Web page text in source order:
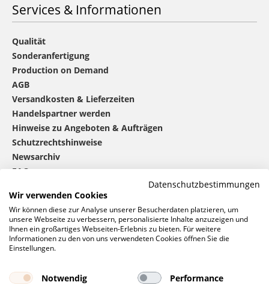
Services & Informationen
Qualität
Sonderanfertigung
Production on Demand
AGB
Versandkosten & Lieferzeiten
Handelspartner werden
Hinweise zu Angeboten & Aufträgen
Schutzrechtshinweise
Newsarchiv
FAQ
mbw®kontaktieren
0 46 06 / 94 02 - 0
Rufen Sie uns an
Anfrage
Datenschutzbestimmungen
Wir verwenden Cookies
Wir können diese zur Analyse unserer Besucherdaten platzieren, um
unsere Webseite zu verbessern, personalisierte Inhalte anzuzeigen und
Ihnen ein großartiges Webseiten-Erlebnis zu bieten. Für weitere
Informationen zu den von uns verwendeten Cookies öffnen Sie die
Einstellungen.
Notwendig Performance